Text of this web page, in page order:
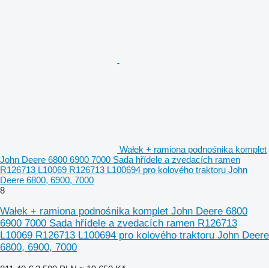
Wałek + ramiona podnośnika komplet
John Deere 6800 6900 7000 Sada hřídele a zvedacích ramen
R126713 L10069 R126713 L100694 pro kolového traktoru John
Deere 6800, 6900, 7000
8
Wałek + ramiona podnośnika komplet John Deere 6800
6900 7000 Sada hřídele a zvedacích ramen R126713
L10069 R126713 L100694 pro kolového traktoru John Deere
6800, 6900, 7000